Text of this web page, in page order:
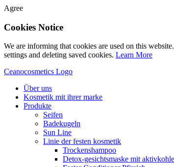
Agree
Cookies Notice
We are informing that cookies are used on this
settings and deleting saved cookies. Learn More
Ceanocosmetics Logo
Über uns
Kosmetik mit ihrer marke
Produkte
Seifen
Badekugeln
Sun Line
Linie der festen kosmetik
Trockenshampoo
Detox-gesichtsmaske mit aktivkohle